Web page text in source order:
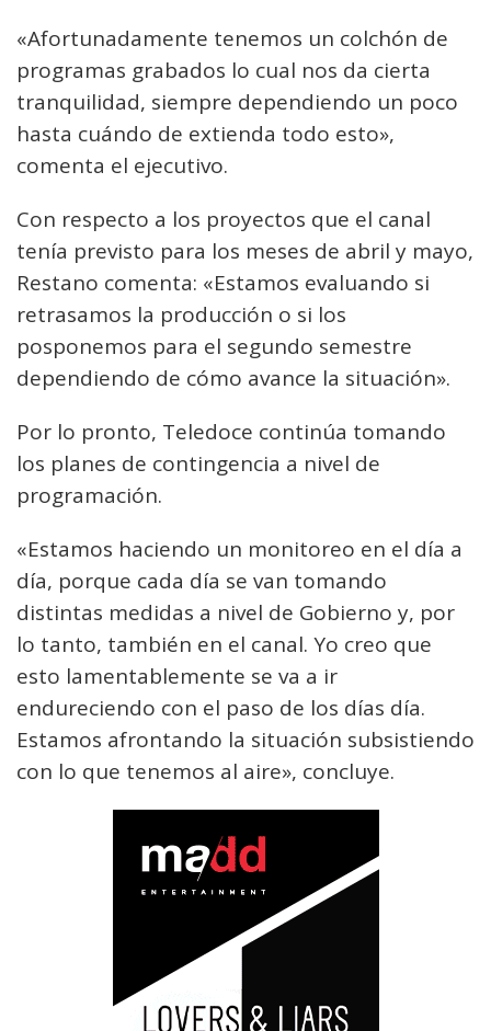
«Afortunadamente tenemos un colchón de
programas grabados lo cual nos da cierta
tranquilidad, siempre dependiendo un poco
hasta cuándo de extienda todo esto»,
comenta el ejecutivo.
Con respecto a los proyectos que el canal
tenía previsto para los meses de abril y mayo,
Restano comenta: «Estamos evaluando si
retrasamos la producción o si los
posponemos para el segundo semestre
dependiendo de cómo avance la situación».
Por lo pronto, Teledoce continúa tomando
los planes de contingencia a nivel de
programación.
«Estamos haciendo un monitoreo en el día a
día, porque cada día se van tomando
distintas medidas a nivel de Gobierno y, por
lo tanto, también en el canal. Yo creo que
esto lamentablemente se va a ir
endureciendo con el paso de los días día.
Estamos afrontando la situación subsistiendo
con lo que tenemos al aire», concluye.